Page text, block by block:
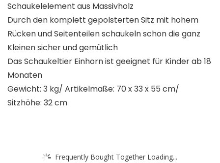
Schaukelelement aus Massivholz
Durch den komplett gepolsterten Sitz mit hohem
Rücken und Seitenteilen schaukeln schon die ganz
Kleinen sicher und gemütlich
Das Schaukeltier Einhorn ist geeignet für Kinder ab 18
Monaten
Gewicht: 3 kg/ Artikelmaße: 70 x 33 x 55 cm/
Sitzhöhe: 32 cm
Frequently Bought Together Loading...